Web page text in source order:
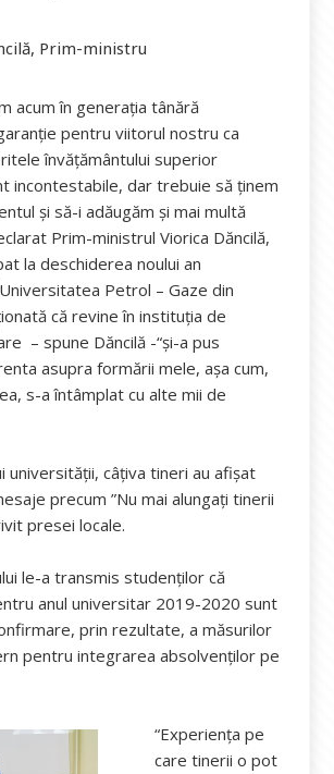
Prim-ministru
acum în generația tânără
pentru viitorul nostru ca
învățământului superior
incontestabile, dar trebuie să ținem
și să-i adăugăm și mai multă
Prim-ministrul Viorica Dăncilă,
la deschiderea noului an
Petrol – Gaze din
că revine în instituția de
– spune Dăncilă -“și-a pus
asupra formării mele, așa cum,
s-a întâmplat cu alte mii de
universităţii, câţiva tineri au afişat
precum ”Nu mai alungaţi tinerii
presei locale.
le-a transmis studenților că
anul universitar 2019-2020 sunt
prin rezultate, a măsurilor
pentru integrarea absolvenților pe
“Experiența pe
care tinerii o pot